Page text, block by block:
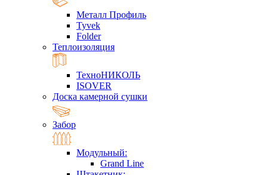
Металл Профиль
Tyvek
Folder
Теплоизоляция
ТехноНИКОЛЬ
ISOVER
Доска камерной сушки
Забор
Модульный:
Grand Line